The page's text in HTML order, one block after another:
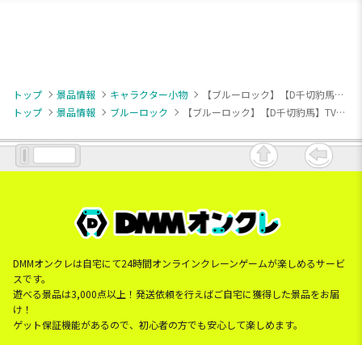
トップ 景品情報 キャラクター小物
【ブルーロック】【D千切豹馬】TVアニメ『ブルーロック』 ほわぬい
トップ
景品情報 ブルーロック 【ブルーロック】【D千切豹馬】TVアニメ『ブルーロック』 ほわぬい
DMMオンクレは自宅にて24時間オンラインクレーンゲームが楽しめるサービ
スです。
遊べる景品は3,000点以上！発送依頼を行えばご自宅に獲得した景品をお届
け！
ゲット保証機能があるので、初心者の方でも安心して楽しめます。